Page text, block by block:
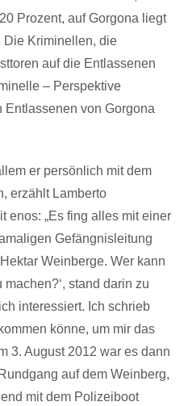
Prozent, auf Gorgona liegt
Die Kriminellen, die
auf die Entlassenen
– Perspektive
von Gorgona
er persönlich mit dem
erzählt Lamberto
enos: „Es fing alles mit einer
Gefängnisleitung
Weinberge. Wer kann
stand darin zu
interessiert. Ich schrieb
könne, um mir das
3. August 2012 war es dann
auf dem Weinberg,
mit dem Polizeiboot